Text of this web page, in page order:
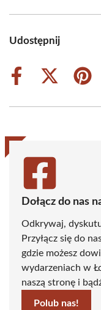
Udostępnij
Share
Share
(Twitter)
Share
Dołącz do nas
Odkrywaj,
Przyłącz się do
gdzie możesz
wydarzeniach w
naszą stronę i
Polub nas!